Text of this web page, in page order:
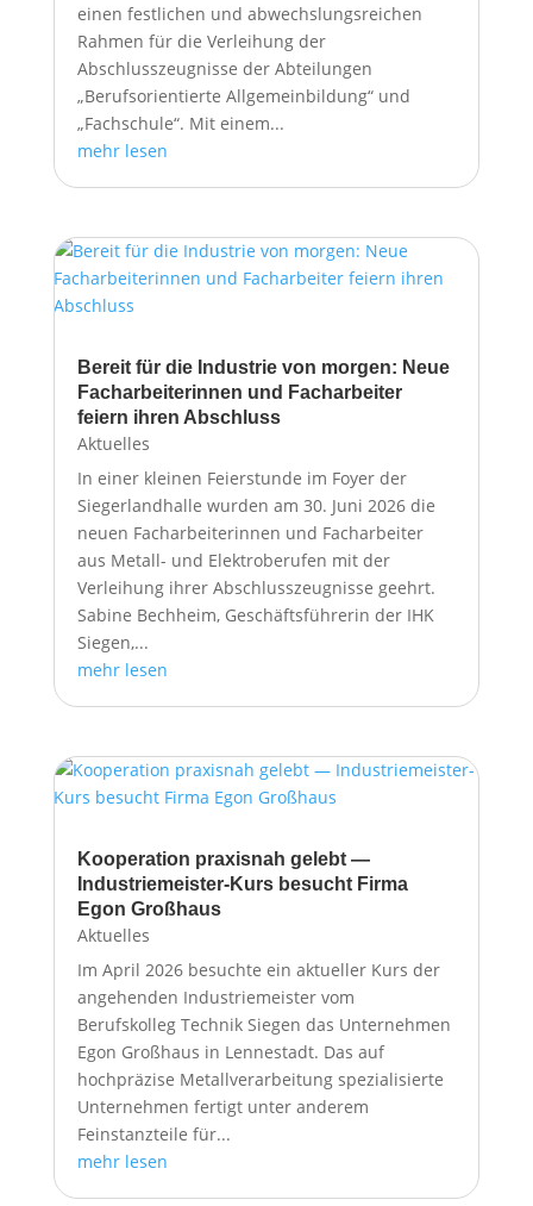
einen festlichen und abwechslungsreichen
Rahmen für die Verleihung der
Abschlusszeugnisse der Abteilungen
„Berufsorientierte Allgemeinbildung“ und
„Fachschule“. Mit einem...
mehr lesen
Bereit für die Industrie von morgen: Neue
Facharbeiterinnen und Facharbeiter
feiern ihren Abschluss
Aktuelles
In einer kleinen Feierstunde im Foyer der
Siegerlandhalle wurden am 30. Juni 2026 die
neuen Facharbeiterinnen und Facharbeiter
aus Metall- und Elektroberufen mit der
Verleihung ihrer Abschlusszeugnisse geehrt.
Sabine Bechheim, Geschäftsführerin der IHK
Siegen,...
mehr lesen
Kooperation praxisnah gelebt —
Industriemeister-Kurs besucht Firma
Egon Großhaus
Aktuelles
Im April 2026 besuchte ein aktueller Kurs der
angehenden Industriemeister vom
Berufskolleg Technik Siegen das Unternehmen
Egon Großhaus in Lennestadt. Das auf
hochpräzise Metallverarbeitung spezialisierte
Unternehmen fertigt unter anderem
Feinstanzteile für...
mehr lesen